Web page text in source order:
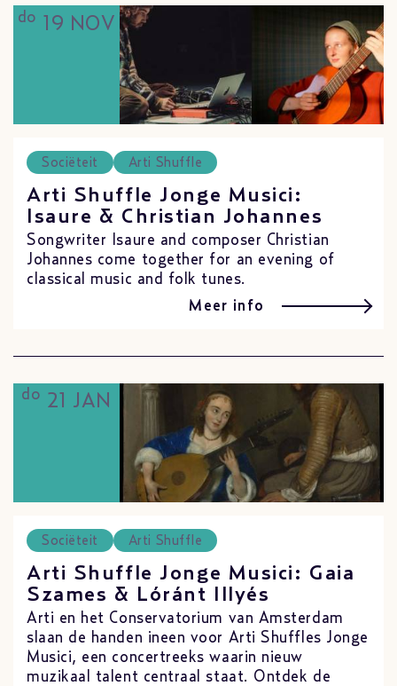
do 19 NOV
Sociëteit Arti Shuffle
Arti Shuffle Jonge Musici:
Isaure & Christian Johannes
Songwriter Isaure and composer Christian
Johannes come together for an evening of
classical music and folk tunes.
Meer info
do 21 JAN
Sociëteit Arti Shuffle
Arti Shuffle Jonge Musici: Gaia
Szames & Lóránt Illyés
Arti en het Conservatorium van Amsterdam
slaan de handen ineen voor Arti Shuffles Jonge
Musici, een concertreeks waarin nieuw
muzikaal talent centraal staat. Ontdek de